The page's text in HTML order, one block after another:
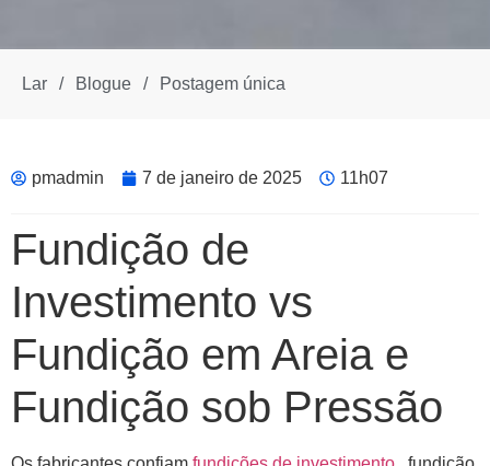
Lar / Blogue / Postagem única
pmadmin 7 de janeiro de 2025 11h07
Fundição de
Investimento vs
Fundição em Areia e
Fundição sob Pressão